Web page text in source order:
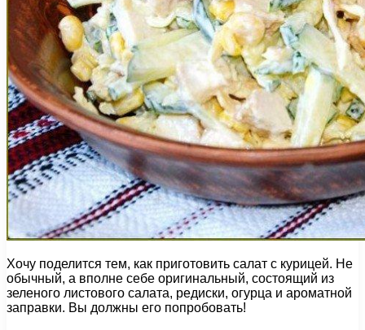
Хочу поделится тем, как приготовить салат с курицей. Не
обычный, а вполне себе оригинальный, состоящий из
зеленого листового салата, редиски, огурца и ароматной
заправки. Вы должны его попробовать!